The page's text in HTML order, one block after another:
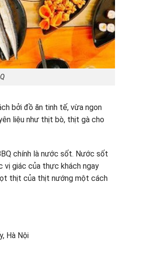
bởi đồ ăn tinh tế, vừa ngon
liệu như thịt bò, thịt gà cho
chính là nước sốt. Nước sốt
giác của thực khách ngay
thịt của thịt nướng một cách
Hà Nội